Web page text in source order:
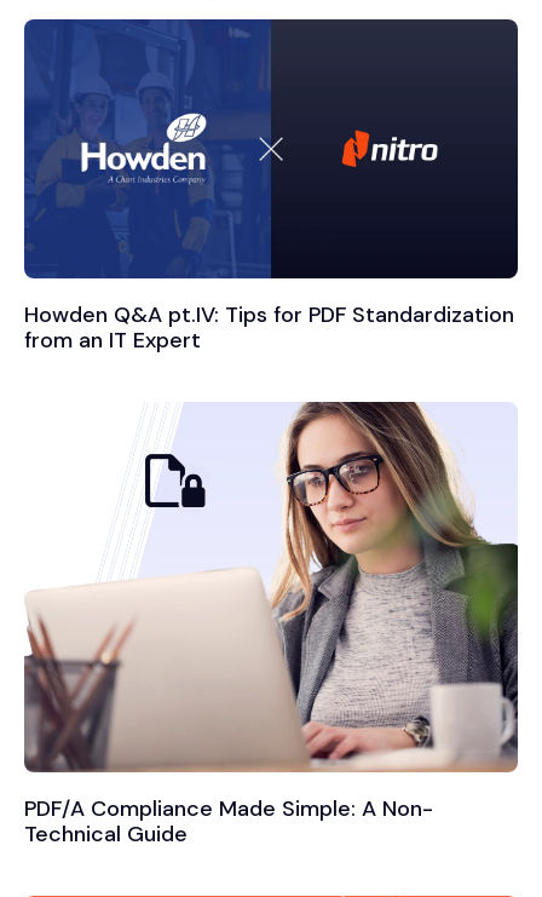
Howden Q&A pt.IV: Tips for PDF Standardization
from an IT Expert
PDF/A Compliance Made Simple: A Non-
Technical Guide